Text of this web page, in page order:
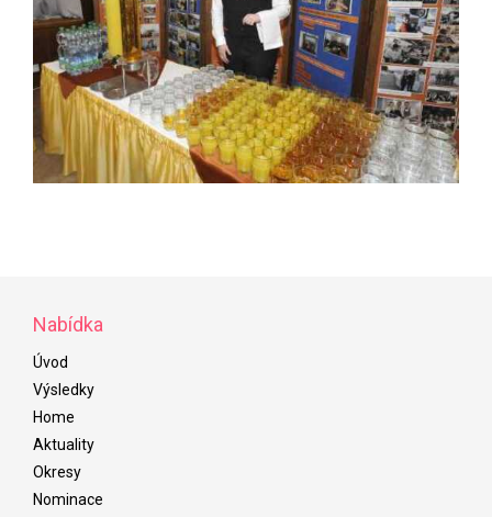
Nabídka
Úvod
Výsledky
Home
Aktuality
Okresy
Nominace